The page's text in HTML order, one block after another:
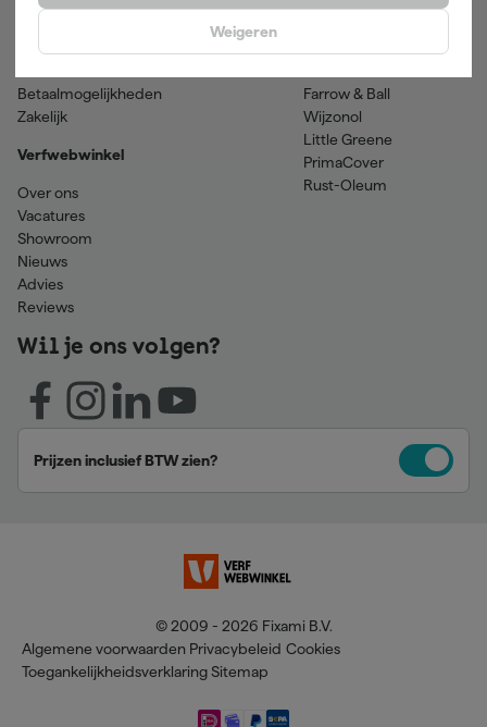
Weigeren
Hulp & contact
Klantenservice
Betaalmogelijkheden
Zakelijk
Verfwebwinkel
Over ons
Vacatures
Showroom
Nieuws
Advies
Reviews
Merken
Farrow & Ball
Wijzonol
Little Greene
PrimaCover
Rust-Oleum
Wil je ons volgen?
Prijzen inclusief BTW zien?
© 2009 - 2026 Fixami B.V.
Algemene voorwaarden Privacybeleid Cookies
Toegankelijkheidsverklaring Sitemap